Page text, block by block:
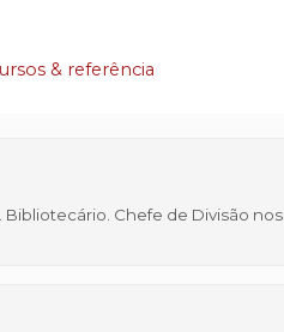
& referência
Chefe de Divisão nos